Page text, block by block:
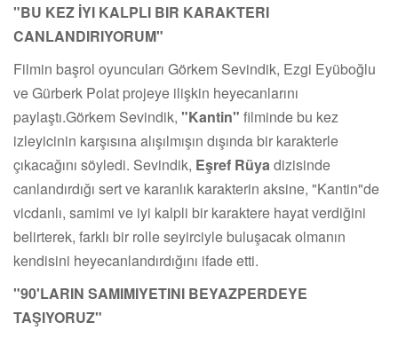
"BU KEZ İYI KALPLI BIR KARAKTERI
CANLANDIRIYORUM"
Filmin başrol oyuncuları Görkem Sevindik, Ezgi Eyüboğlu
ve Gürberk Polat projeye ilişkin heyecanlarını
paylaştı.Görkem Sevindik, "Kantin" filminde bu kez
izleyicinin karşısına alışılmışın dışında bir karakterle
çıkacağını söyledi. Sevindik, Eşref Rüyadizisinde
canlandırdığı sert ve karanlık karakterin aksine, "Kantin"de
vicdanlı, samimi ve iyi kalpli bir karaktere hayat verdiğini
belirterek, farklı bir rolle seyirciyle buluşacak olmanın
kendisini heyecanlandırdığını ifade etti.
"90'LARIN SAMIMIYETINI BEYAZPERDEYE
TAŞIYORUZ"